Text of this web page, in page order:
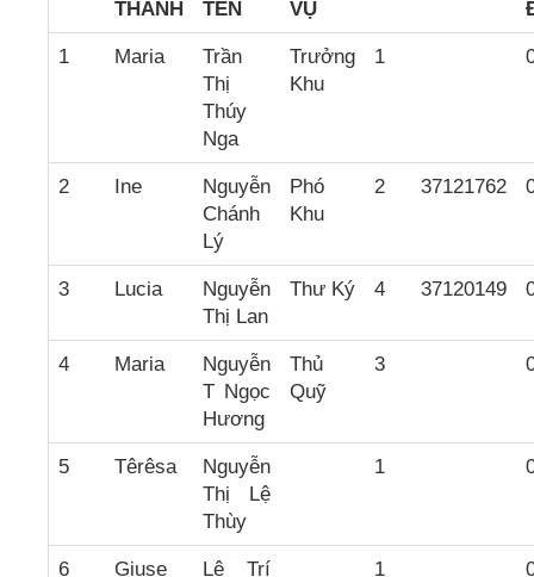
THÁNH TÊN VỤ
1 Maria
Trần
Thị
Thúy
Nga
Trưởng
Khu
1
2 Ine
Nguyễn
Chánh
Lý
Phó
Khu
2 37121762
3 Lucia
Nguyễn
Thị Lan
Thư Ký 4 37120149
4 Maria
Nguyễn
T Ngọc
Hương
Thủ
Quỹ
3
5 Têrêsa
Nguyễn
Thị Lệ
Thùy
1
6 Giuse
Lê Trí
1